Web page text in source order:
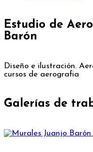
Estudio de
Barón
Diseño e ilustración.
cursos de aerografia
Galerías de